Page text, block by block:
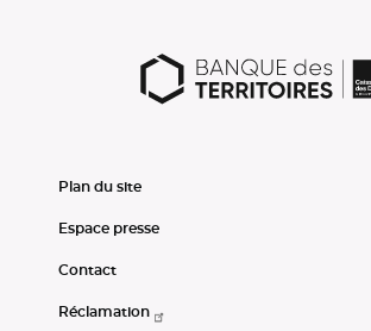
Plan du site
Espace presse
Contact
Réclamation